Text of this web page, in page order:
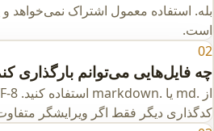
بله. استفاده معمول اشتراک نمی‌خواهد
است.
02
چه فایل‌هایی می‌توانم بارگذاری
کدگذاری دیگر فقط اگر ویرایشگر